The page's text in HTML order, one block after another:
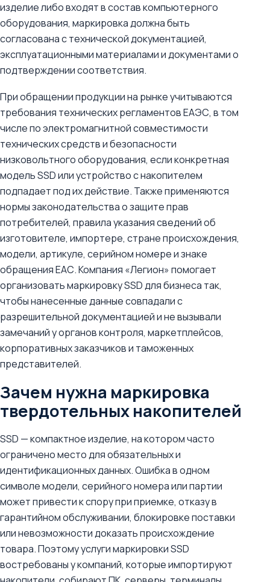
изделие либо входят в состав компьютерного
оборудования, маркировка должна быть
согласована с технической документацией,
эксплуатационными материалами и документами о
подтверждении соответствия.
При обращении продукции на рынке учитываются
требования технических регламентов ЕАЭС, в том
числе по электромагнитной совместимости
технических средств и безопасности
низковольтного оборудования, если конкретная
модель SSD или устройство с накопителем
подпадает под их действие. Также применяются
нормы законодательства о защите прав
потребителей, правила указания сведений об
изготовителе, импортере, стране происхождения,
модели, артикуле, серийном номере и знаке
обращения ЕАС. Компания «Легион» помогает
организовать маркировку SSD для бизнеса так,
чтобы нанесенные данные совпадали с
разрешительной документацией и не вызывали
замечаний у органов контроля, маркетплейсов,
корпоративных заказчиков и таможенных
представителей.
Зачем нужна маркировка
твердотельных накопителей
SSD — компактное изделие, на котором часто
ограничено место для обязательных и
идентификационных данных. Ошибка в одном
символе модели, серийного номера или партии
может привести к спору при приемке, отказу в
гарантийном обслуживании, блокировке поставки
или невозможности доказать происхождение
товара. Поэтому услуги маркировки SSD
востребованы у компаний, которые импортируют